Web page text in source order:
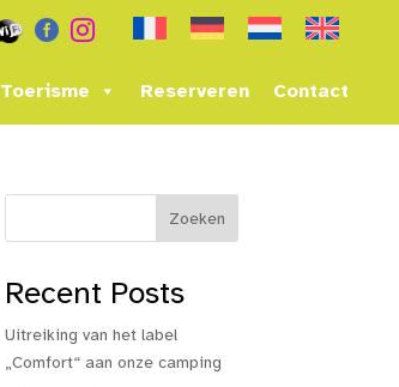
 
Toerisme Reserveren Contact
Zoeken
Recent Posts
Uitreiking van het label
„Comfort“ aan onze camping